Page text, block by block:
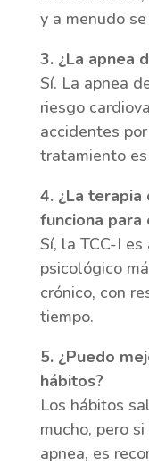
y a menudo
3. ¿La apnea
Sí. La apnea
riesgo
accidentes
tratamiento
4. ¿La
funciona para
Sí, la TCC-I
psicológico
crónico, con
tiempo.
5. ¿Puedo
hábitos?
Los hábitos
mucho, pero
apnea, es